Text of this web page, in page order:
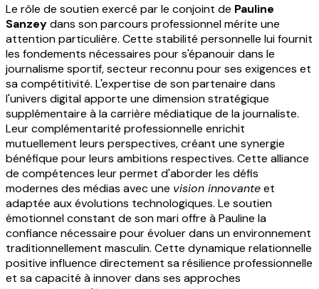
Le rôle de soutien exercé par le conjoint de Pauline
Sanzeydans son parcours professionnel mérite une
attention particulière. Cette stabilité personnelle lui fournit
les fondements nécessaires pour s'épanouir dans le
journalisme sportif, secteur reconnu pour ses exigences et
sa compétitivité. L'expertise de son partenaire dans
l'univers digital apporte une dimension stratégique
supplémentaire à la carrière médiatique de la journaliste.
Leur complémentarité professionnelle enrichit
mutuellement leurs perspectives, créant une synergie
bénéfique pour leurs ambitions respectives. Cette alliance
de compétences leur permet d'aborder les défis
modernes des médias avec une vision innovanteet
adaptée aux évolutions technologiques. Le soutien
émotionnel constant de son mari offre à Pauline la
confiance nécessaire pour évoluer dans un environnement
traditionnellement masculin. Cette dynamique relationnelle
positive influence directement sa résilience professionnelle
et sa capacité à innover dans ses approches